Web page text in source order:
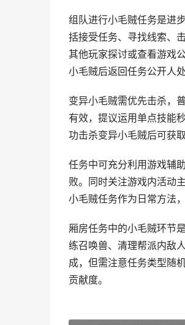
组队进行小毛贼任务是进
括接受任务、寻找线索、
其他玩家探讨或查看游戏
小毛贼后返回任务公开人
变异小毛贼需优先击杀，
有效，提议运用单点技能
功击杀变异小毛贼后可获
任务中可充分利用游戏辅
败。同时关注游戏内活动
小毛贼任务作为日常方法
厢房任务中的小毛贼环节
练召唤兽、清理帮派内敌
成，但需注意任务类型随
贡献度。